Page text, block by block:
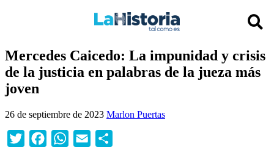
Mercedes Caicedo: La impunidad y crisis
de la justicia en palabras de la jueza más
joven
26 de septiembre de 2023 Marlon Puertas
Twitter FacebookWhatsApp
Email